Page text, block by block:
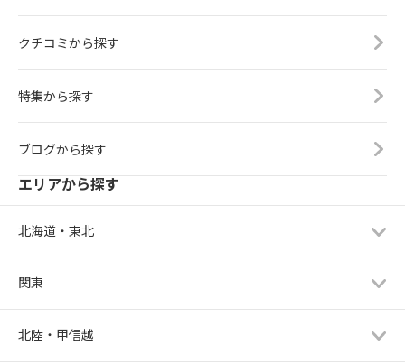
クチコミから探す
特集から探す
ブログから探す
エリアから探す
北海道・東北
関東
北陸・甲信越